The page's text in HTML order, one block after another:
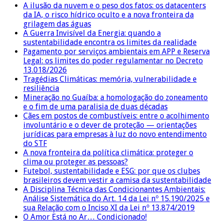
A ilusão da nuvem e o peso dos fatos: os datacenters
da IA, o risco hídrico oculto e a nova fronteira da
grilagem das águas
A Guerra Invisível da Energia: quando a
sustentabilidade encontra os limites da realidade
Pagamento por serviços ambientais em APP e Reserva
Legal: os limites do poder regulamentar no Decreto
13.018/2026
Tragédias Climáticas: memória, vulnerabilidade e
resiliência
Mineração no Guaíba: a homologação do zoneamento
e o fim de uma paralisia de duas décadas
Cães em postos de combustíveis: entre o acolhimento
involuntário e o dever de proteção — orientações
jurídicas para empresas à luz do novo entendimento
do STF
A nova fronteira da política climática: proteger o
clima ou proteger as pessoas?
Futebol, sustentabilidade e ESG: por que os clubes
brasileiros devem vestir a camisa da sustentabilidade
A Disciplina Técnica das Condicionantes Ambientais:
Análise Sistemática do Art. 14 da Lei nº 15.190/2025 e
sua Relação com o Inciso XI da Lei nº 13.874/2019
O Amor Está no Ar… Condicionado!